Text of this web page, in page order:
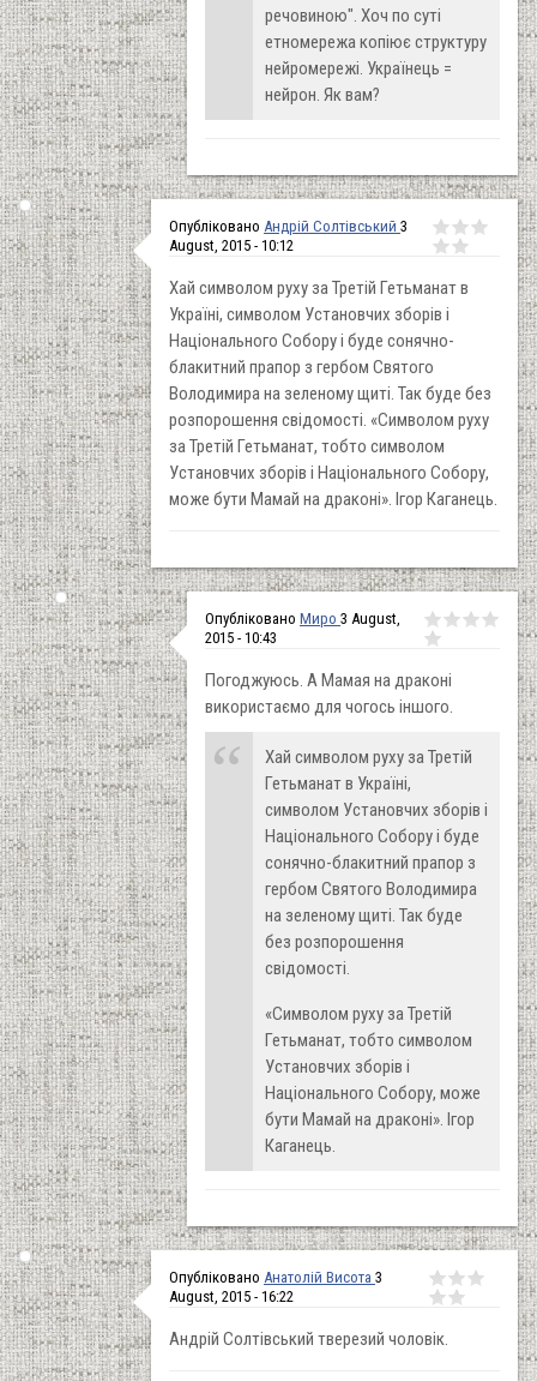
речовиною". Хоч по суті
етномережа копіює структуру
нейромережі. Українець =
нейрон. Як вам?
Опубліковано Андрій Солтівський 3
August, 2015 - 10:12
Хай символом руху за Третій Гетьманат в
Україні, символом Установчих зборів і
Національного Собору і буде сонячно-
блакитний прапор з гербом Святого
Володимира на зеленому щиті. Так буде без
розпорошення свідомості. «Символом руху
за Третій Гетьманат, тобто символом
Установчих зборів і Національного Собору,
може бути Мамай на драконі». Ігор Каганець.
Опубліковано Миро 3 August,
2015 - 10:43
Погоджуюсь. А Мамая на драконі
використаємо для чогось іншого.
Хай символом руху за Третій
Гетьманат в Україні,
символом Установчих зборів і
Національного Собору і буде
сонячно-блакитний прапор з
гербом Святого Володимира
на зеленому щиті. Так буде
без розпорошення
свідомості.
«Символом руху за Третій
Гетьманат, тобто символом
Установчих зборів і
Національного Собору, може
бути Мамай на драконі». Ігор
Каганець.
Опубліковано Анатолій Висота 3
August, 2015 - 16:22
Андрій Солтівський тверезий чоловік.